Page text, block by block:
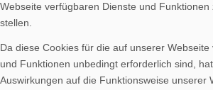
Vereinsheim mieten
Webseite verfügbaren Dienste und Funktionen
stellen.
Da diese Cookies für die auf unserer
und Funktionen unbedingt erforderlich sind,
Auswirkungen auf die Funktionsweise unserer